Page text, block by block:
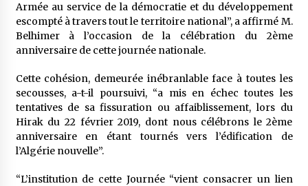
Armée au service de la démocratie et du développement
escompté à travers tout le territoire national”, a affirmé M.
Belhimer à l’occasion de la célébration du 2ème
anniversaire de cette journée nationale.
Cette cohésion, demeurée inébranlable face à toutes les
secousses, a-t-il poursuivi, “a mis en échec toutes les
tentatives de sa fissuration ou affaiblissement, lors du
Hirak du 22 février 2019, dont nous célébrons le 2ème
anniversaire en étant tournés vers l’édification de
l’Algérie nouvelle”.
“L’institution de cette Journée “vient consacrer un lien